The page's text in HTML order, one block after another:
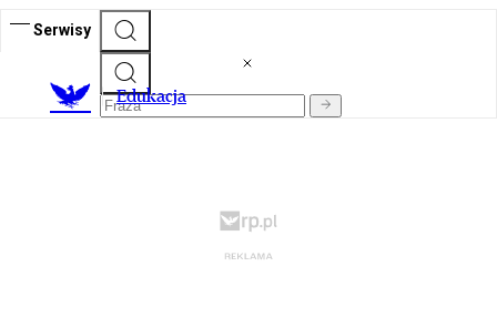
Serwisy
Edukacja